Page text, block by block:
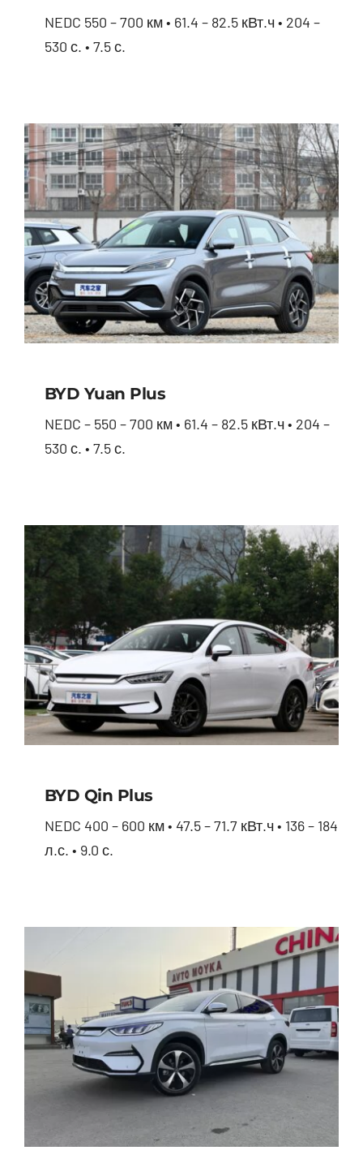
NEDC 550 – 700 км • 61.4 – 82.5 кВт.ч • 204 –
530 с. • 7.5 с.
BYD Yuan Plus
NEDC – 550 – 700 км • 61.4 – 82.5 кВт.ч • 204 –
530 с. • 7.5 с.
BYD Qin Plus
NEDC 400 – 600 км • 47.5 – 71.7 кВт.ч • 136 – 184
л.с. • 9.0 с.